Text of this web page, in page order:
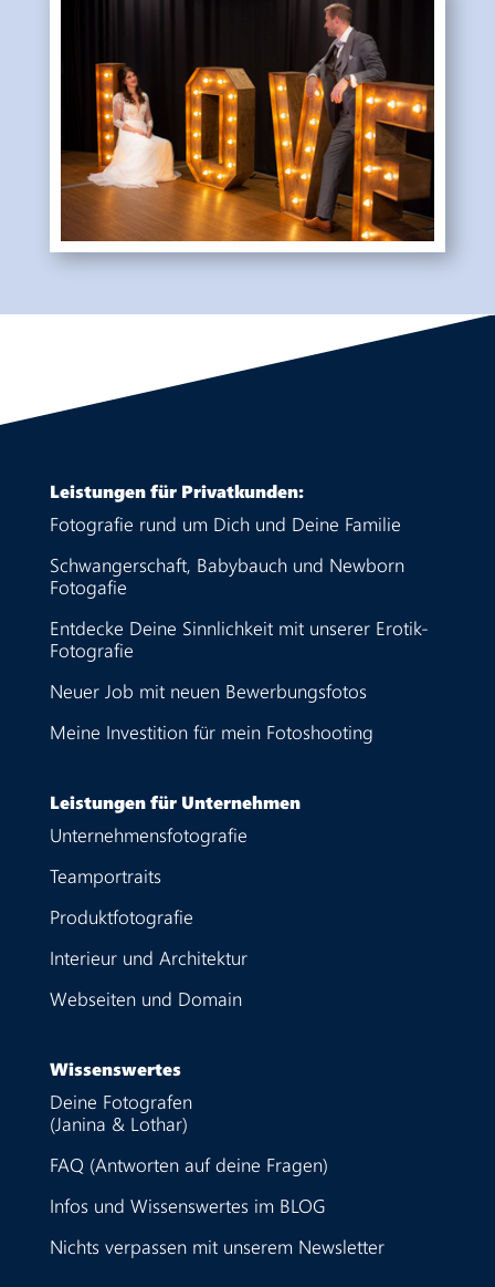
Leistungen für Privatkunden:
Fotografie rund um Dich und Deine Familie
Schwangerschaft, Babybauch und Newborn
Fotogafie
Entdecke Deine Sinnlichkeit mit unserer Erotik-
Fotografie
Neuer Job mit neuen Bewerbungsfotos
Meine Investition für mein Fotoshooting
Leistungen für Unternehmen
Unternehmensfotografie
Teamportraits
Produktfotografie
Interieur und Architektur
Webseiten und Domain
Wissenswertes
Deine Fotografen
(Janina & Lothar)
FAQ (Antworten auf deine Fragen)
Infos und Wissenswertes im BLOG
Nichts verpassen mit unserem Newsletter